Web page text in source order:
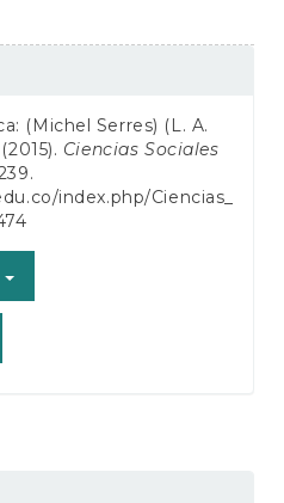
(Michel Serres) (L. A.
Ciencias Sociales
index.php/Ciencias_